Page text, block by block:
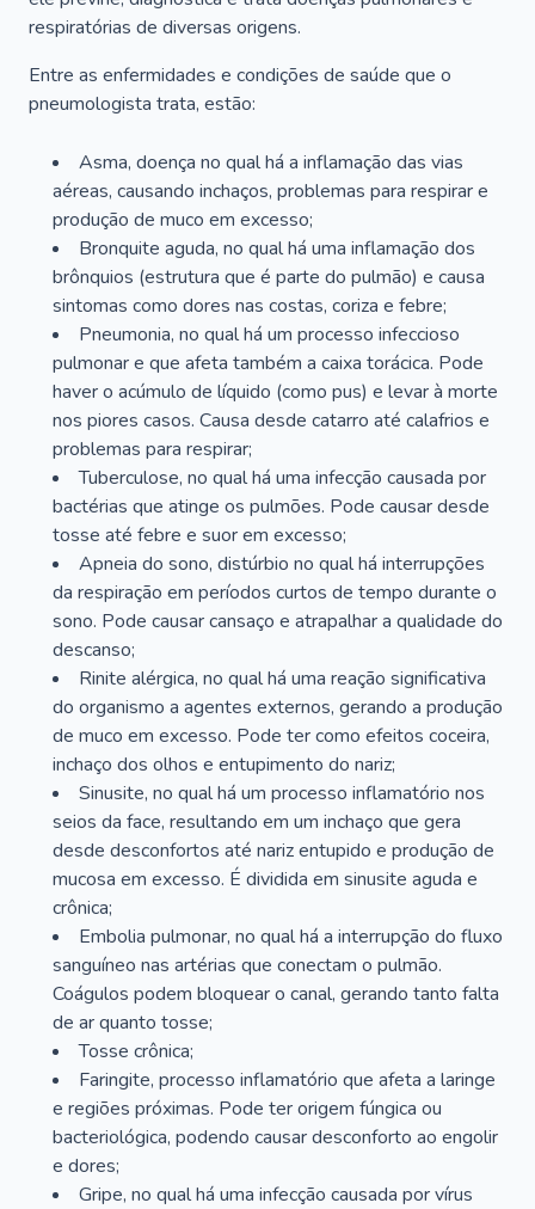
respiratórias de diversas origens.
Entre as enfermidades e condições de saúde que o
pneumologista trata, estão:
Asma, doença no qual há a inflamação das vias
aéreas, causando inchaços, problemas para respirar e
produção de muco em excesso;
Bronquite aguda, no qual há uma inflamação dos
brônquios (estrutura que é parte do pulmão) e causa
sintomas como dores nas costas, coriza e febre;
Pneumonia, no qual há um processo infeccioso
pulmonar e que afeta também a caixa torácica. Pode
haver o acúmulo de líquido (como pus) e levar à morte
nos piores casos. Causa desde catarro até calafrios e
problemas para respirar;
Tuberculose, no qual há uma infecção causada por
bactérias que atinge os pulmões. Pode causar desde
tosse até febre e suor em excesso;
Apneia do sono, distúrbio no qual há interrupções
da respiração em períodos curtos de tempo durante o
sono. Pode causar cansaço e atrapalhar a qualidade do
descanso;
Rinite alérgica, no qual há uma reação significativa
do organismo a agentes externos, gerando a produção
de muco em excesso. Pode ter como efeitos coceira,
inchaço dos olhos e entupimento do nariz;
Sinusite, no qual há um processo inflamatório nos
seios da face, resultando em um inchaço que gera
desde desconfortos até nariz entupido e produção de
mucosa em excesso. É dividida em sinusite aguda e
crônica;
Embolia pulmonar, no qual há a interrupção do fluxo
sanguíneo nas artérias que conectam o pulmão.
Coágulos podem bloquear o canal, gerando tanto falta
de ar quanto tosse;
Tosse crônica;
Faringite, processo inflamatório que afeta a laringe
e regiões próximas. Pode ter origem fúngica ou
bacteriológica, podendo causar desconforto ao engolir
e dores;
Gripe, no qual há uma infecção causada por vírus